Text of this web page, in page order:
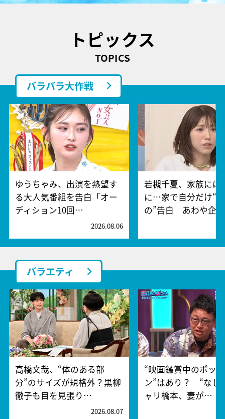
トピックス
TOPICS
バラバラ大作戦
ゆうちゃみ、出演を熱望す
る大人気番組を告白「オー
ディション10回…
2026.08.06
若槻千夏、家族には
に…家で自分だけ“
の”告白 あわや企…
バラエティ
高橋文哉、“体のある部
分”のサイズが規格外？黒柳
徹子も目を見張り…
2026.08.07
“映画鑑賞中のポッ
ン”はあり？ “なし
ャリ橋本、妻が…